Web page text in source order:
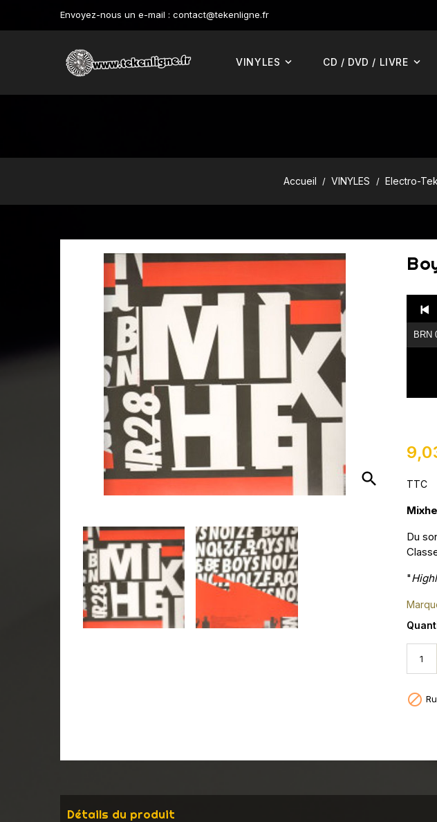
Envoyez-nous un e-mail : contact@tekenligne.fr
VINYLES CD / DVD / LIVRE
Accueil VINYLES Electro-
search
Player
BRN
TTC
Du
"

Détails du produit